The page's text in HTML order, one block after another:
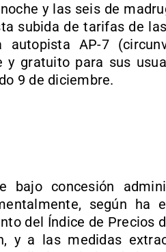
y las seis de
subida de tarifas de
AP-7
y gratuito para sus
9 de diciembre.
concesión
según ha
del Índice de Precios
y a las medidas